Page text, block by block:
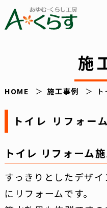
施
HOME 施工事例
トイレ リフォー
トイレ リフォーム
すっきりとしたデザ
にリフォームです。